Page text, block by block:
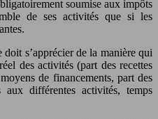
soumise aux impôts
de ses activités que si les
s’apprécier de la manière qui
des activités (part des recettes
de financements, part des
différentes activités, temps